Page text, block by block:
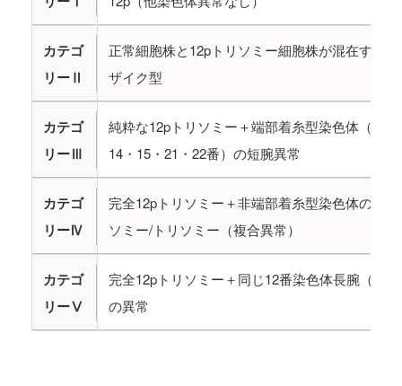
カテゴ
リーⅡ
正常細胞株と12pトリソミー細胞株が混在するモ
ザイク型
カテゴ
リーⅢ
純粋な12pトリソミー＋端部着糸型染色体（13・
14・15・21・22番）の短腕異常
カテゴ
リーⅣ
完全12pトリソミー＋非端部着糸型染色体のモノ
ソミー/トリソミー（複合異常）
カテゴ
リーⅤ
完全12pトリソミー＋同じ12番染色体長腕（12q
の異常